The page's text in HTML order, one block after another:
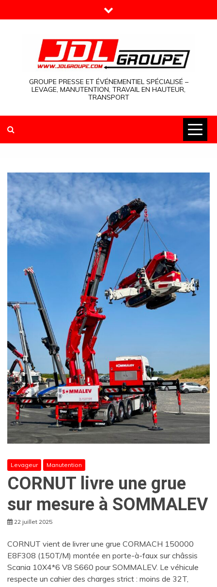
to
GROUPE PRESSE ET ÉVÉNEMENTIEL SPÉCIALISÉ –
LEVAGE, MANUTENTION, TRAVAIL EN HAUTEUR,
TRANSPORT
Levageur Manutention
CORNUT livre une grue
sur mesure à SOMMALEV
22 juillet 2025
CORNUT vient de livrer une grue CORMACH 150000
E8F308 (150T/M) montée en porte-à-faux sur châssis
Scania 10X4*6 V8 S660 pour SOMMALEV. Le véhicule
respecte un cahier des charges strict : moins de 32T,